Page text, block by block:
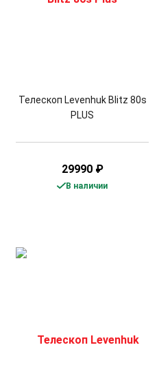
Телескоп Levenhuk Blitz 80s
PLUS
29990 ₽
В наличии